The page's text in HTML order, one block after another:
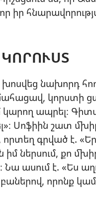
իր
նախորդ
կորստի
կարող ապրել։
Սոֆիին շատ
գրված է.
ներսում, քո
Նա ասում է. «Ես
որոնք